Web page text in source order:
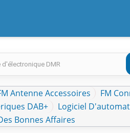
Antenne Accessoires FM
DAB+ Logiciel
Bonnes Affaires